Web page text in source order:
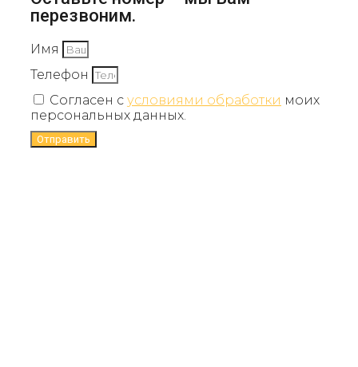
перезвоним.
Имя
Телефон
Согласен с условиями обработки моих
персональных данных.
Отправить